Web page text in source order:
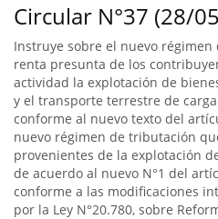
Circular N°37 (28/
Instruye sobre el nuevo
renta presunta de los
actividad la explotación de
y el transporte terrestre de
conforme al nuevo texto del
nuevo régimen de tributación
provenientes de la explotación
de acuerdo al nuevo N°1 del
conforme a las modificaciones
por la Ley N°20.780, sobre